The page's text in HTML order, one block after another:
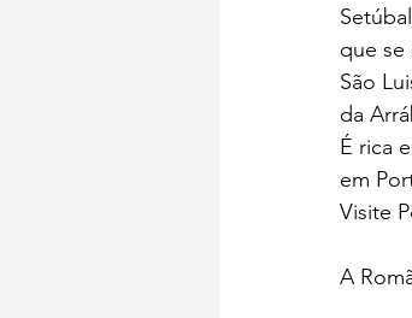
que se
São
da
É rica
em
Visite
A